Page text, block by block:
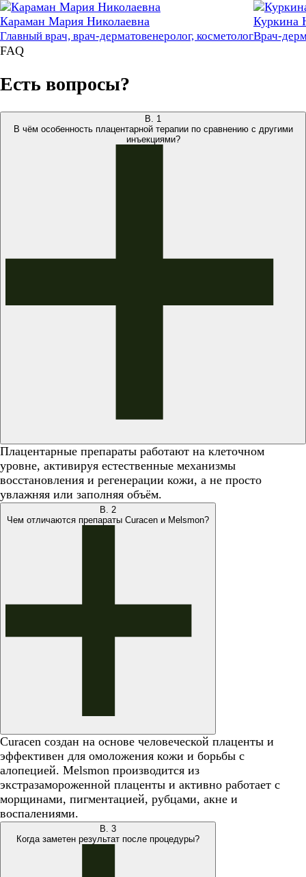
Караман Мария Николаевна
Главный врач, врач-дерматовенеролог, косметолог
Куркина
Врач-
FAQ
Есть вопросы?
В. 1
В чём особенность плацентарной терапии по сравнению с другими
инъекциями?
Плацентарные препараты работают на клеточном
уровне, активируя естественные механизмы
восстановления и регенерации кожи, а не просто
увлажняя или заполняя объём.
В. 2
Чем отличаются препараты Curacen и Melsmon?
Curacen создан на основе человеческой плаценты и
эффективен для омоложения кожи и борьбы с
алопецией. Melsmon производится из
экстразамороженной плаценты и активно работает с
морщинами, пигментацией, рубцами, акне и
воспалениями.
В. 3
Когда заметен результат после процедуры?